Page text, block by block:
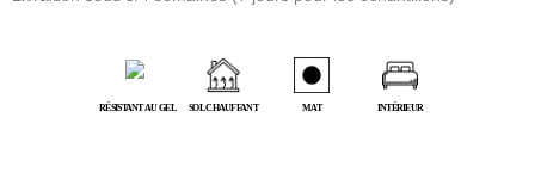
RÉSISTANT AU GEL SOL CHAUFFANT MAT INTÉRIEUR